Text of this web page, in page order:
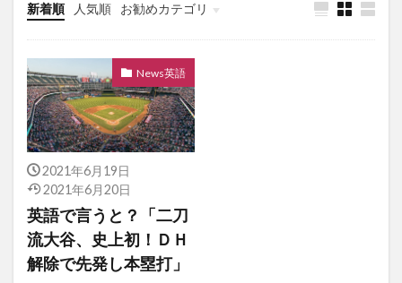
新着順 人気順 お勧めカテゴリ
ライフスタイル
News英語
2021年6月19日
2021年6月20日
英語で言うと？「二刀
流大谷、史上初！ＤＨ
解除で先発し本塁打」